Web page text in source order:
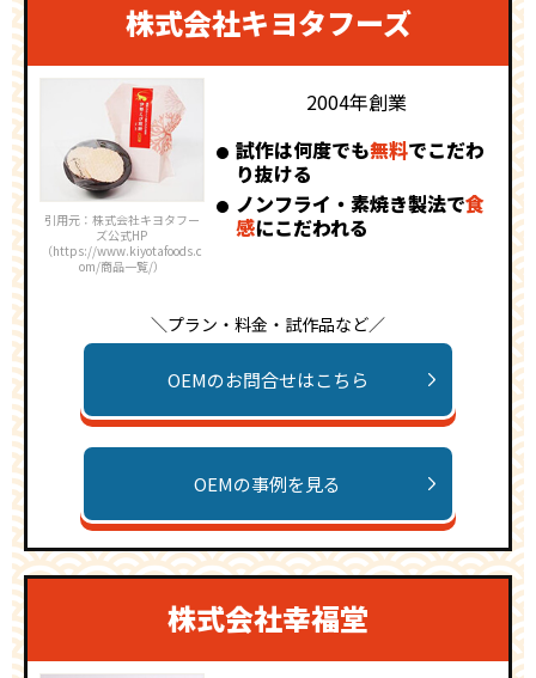
株式会社キヨタフーズ
引用元：株式会社キヨタフー
ズ公式HP
（https://www.kiyotafoods.c
om/商品一覧/）
2004年創業
試作は何度でも無料でこだわ
り抜ける
ノンフライ・素焼き製法で食
感にこだわれる
＼プラン・料金・試作品など／
OEMのお問合せはこちら
OEMの事例を見る
株式会社幸福堂